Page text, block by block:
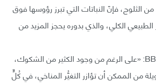
الثلوج، فإنّ النباتات التي تبرز رؤوسها فوق
الكلي، والذي بدوره يحجز المزيد من
أخبرت بجوركمان الـ BBC: «على الرغم من وجود الكثير من الشكوك،
من الممكن أن تؤازر التغيُّر المناخي، في كُلٍّ